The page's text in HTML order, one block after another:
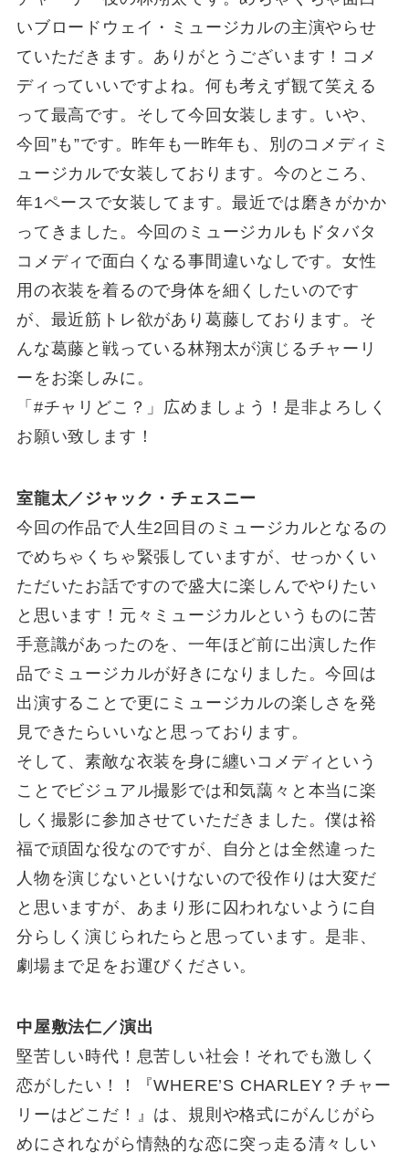
いブロードウェイ・ミュージカルの主演やらせ
ていただきます。ありがとうございます！コメ
ディっていいですよね。何も考えず観て笑える
って最高です。そして今回女装します。いや、
今回”も”です。昨年も一昨年も、別のコメディミ
ュージカルで女装しております。今のところ、
年1ペースで女装してます。最近では磨きがかか
ってきました。今回のミュージカルもドタバタ
コメディで面白くなる事間違いなしです。女性
用の衣装を着るので身体を細くしたいのです
が、最近筋トレ欲があり葛藤しております。そ
んな葛藤と戦っている林翔太が演じるチャーリ
ーをお楽しみに。
「#チャリどこ？」広めましょう！是非よろしく
お願い致します！
室龍太／ジャック・チェスニー
今回の作品で人生2回目のミュージカルとなるの
でめちゃくちゃ緊張していますが、せっかくい
ただいたお話ですので盛大に楽しんでやりたい
と思います！元々ミュージカルというものに苦
手意識があったのを、一年ほど前に出演した作
品でミュージカルが好きになりました。今回は
出演することで更にミュージカルの楽しさを発
見できたらいいなと思っております。
そして、素敵な衣装を身に纏いコメディという
ことでビジュアル撮影では和気藹々と本当に楽
しく撮影に参加させていただきました。僕は裕
福で頑固な役なのですが、自分とは全然違った
人物を演じないといけないので役作りは大変だ
と思いますが、あまり形に囚われないように自
分らしく演じられたらと思っています。是非、
劇場まで足をお運びください。
中屋敷法仁／演出
堅苦しい時代！息苦しい社会！それでも激しく
恋がしたい！！『WHERE’S CHARLEY？チャー
リーはどこだ！』は、規則や格式にがんじがら
めにされながら情熱的な恋に突っ走る清々しい